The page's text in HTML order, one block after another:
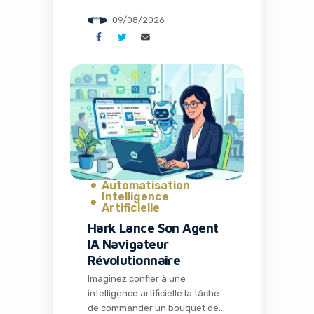
et soudain voir les règles du jeu
complètement changer. C’est
créateurs de contenu en ce
mois d’août 2026. La
plateforme autrefois connue
sous le nom de Twitter,
désormais dirigée par Elon […]
09/08/2026
Automatisation
Intelligence
Artificielle
Hark Lance Son Agent
IA Navigateur
Révolutionnaire
Imaginez confier à une
intelligence artificielle la tâche
de commander un bouquet de